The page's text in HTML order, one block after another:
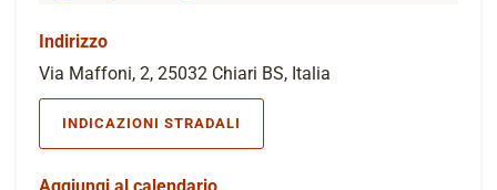
Indirizzo
Via Maffoni, 2, 25032 Chiari BS, Italia
INDICAZIONI STRADALI